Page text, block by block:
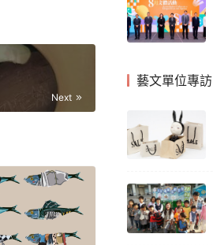
Next
藝文單位專訪